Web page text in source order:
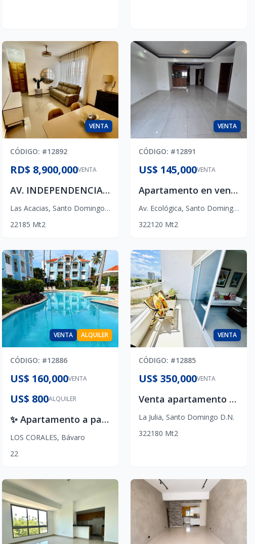
VENTA
CÓDIGO: #12892
VENTA
RD$ 8,900,000
AV. INDEPENDENCIA VENDO APARTAMENTO, 2H, 2.5B, HAB. SERV. 1P
Las Acacias, Santo Domingo D.N.
22185 Mt2
VENTA
CÓDIGO: #12891
VENTA
US$ 145,000
Apartamento en venta en Ave. Ecologica
Av. Ecológica, Santo Domingo Este
322120 Mt2
VENTA ALQUILER
CÓDIGO: #12886
VENTA
US$ 160,000
ALQUILER
US$ 800
✨ Apartamento a pasos de la playa Corales Bavaro punta cana
LOS CORALES, Bávaro
22
VENTA
CÓDIGO: #12885
VENTA
US$ 350,000
Venta apartamento de 3 habitaciones en La Julia . Balcón + vista al mar
La Julia, Santo Domingo D.N.
322180 Mt2